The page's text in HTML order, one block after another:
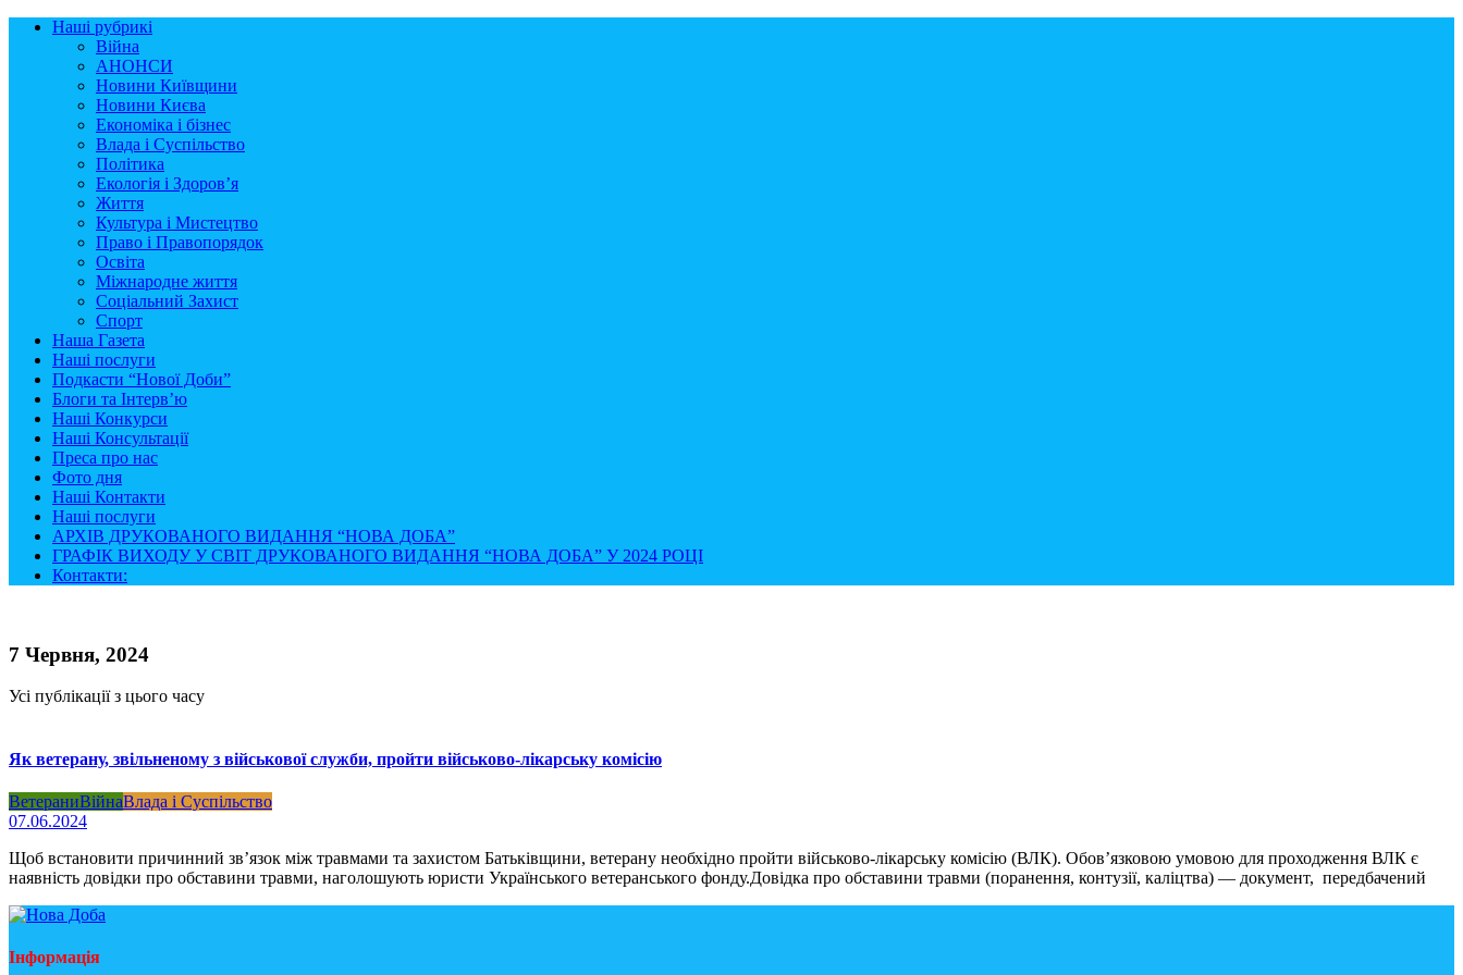
Наші рубрикі
Війна
АНОНСИ
Новини Київщини
Новини Києва
Економіка і бізнес
Влада і Суспільство
Політика
Екологія і Здоров’я
Життя
Культура і Мистецтво
Право і Правопорядок
Освіта
Міжнародне життя
Соціальний Захист
Спорт
Наша Газета
Наші послуги
Подкасти “Нової Доби”
Блоги та Інтерв’ю
Наші Конкурси
Наші Консультації
Преса про нас
Фото дня
Наші Контакти
Наші послуги
АРХІВ ДРУКОВАНОГО ВИДАННЯ “НОВА ДОБА”
ГРАФІК ВИХОДУ У СВІТ ДРУКОВАНОГО ВИДАННЯ “НОВА ДОБА” У 2024 РОЦІ
Контакти:
7 Червня, 2024
Усі публікації з цього часу
Як ветерану, звільненому з військової служби, пройти військово-лікарську комісію
ВетераниВійнаВлада і Суспільство
07.06.2024
Щоб встановити причинний зв’язок між травмами та захистом Батьківщини, ветерану необхідно пройти військово-лікарську комісію (ВЛК). Обов’язковою умовою для проходження ВЛК є
наявність довідки про обставини травми, наголошують юристи Українського ветеранського фонду.Довідка про обставини травми (поранення, контузії, каліцтва) — документ, передбачений
Інформація